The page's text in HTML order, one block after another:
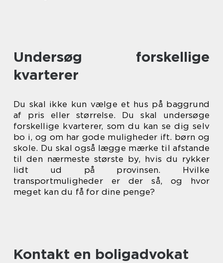
Undersøg forskellige
kvarterer
Du skal ikke kun vælge et hus på baggrund
af pris eller størrelse. Du skal undersøge
forskellige kvarterer, som du kan se dig selv
bo i, og om har gode muligheder ift. børn og
skole. Du skal også lægge mærke til afstande
til den nærmeste største by, hvis du rykker
lidt ud på provinsen. Hvilke
transportmuligheder er der så, og hvor
meget kan du få for dine penge?
Kontakt en boligadvokat